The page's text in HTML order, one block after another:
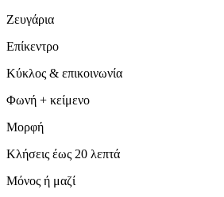
Ζευγάρια
Επίκεντρο
Κύκλος & επικοινωνία
Φωνή + κείμενο
Μορφή
Κλήσεις έως 20 λεπτά
Μόνος ή μαζί